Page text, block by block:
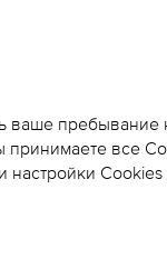
ваше
принимаете все